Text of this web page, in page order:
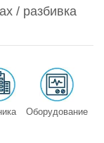
/ разбивка
Оборудование